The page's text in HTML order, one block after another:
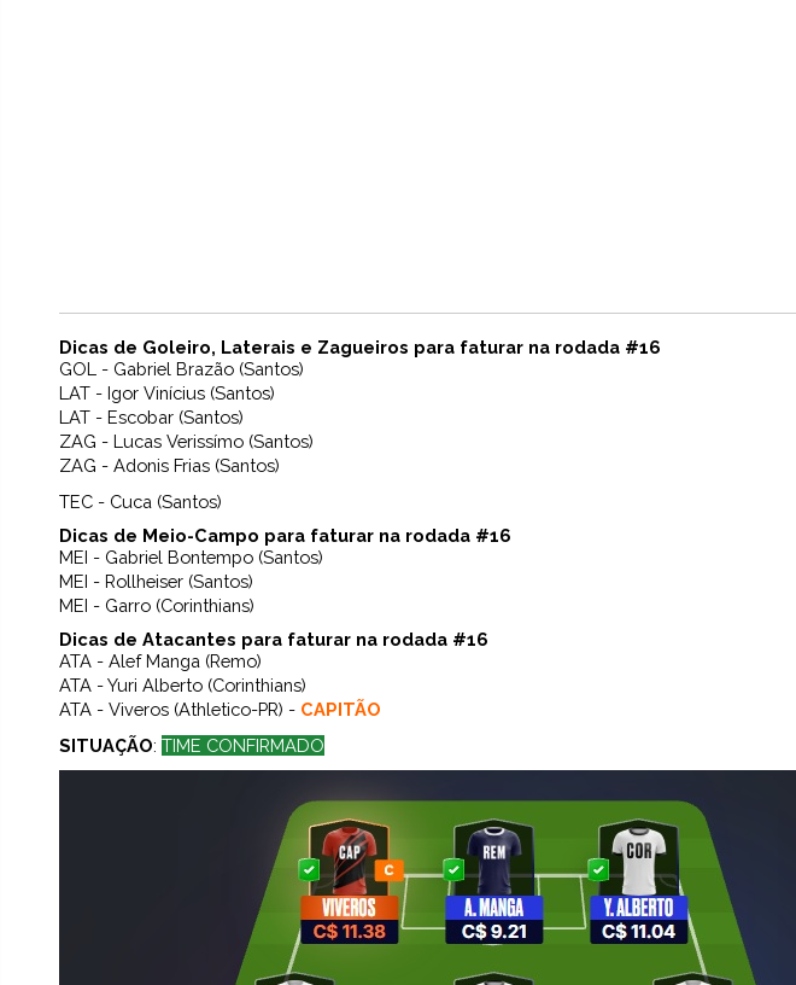
Dicas de Goleiro, Laterais e Zagueiros para faturar na rodada #16
GOL - Gabriel Brazão (Santos)
LAT - Igor Vinícius (Santos)
LAT - Escobar (Santos)
ZAG - Lucas Verissímo (Santos)
ZAG - Adonis Frias (Santos)
TEC - Cuca (Santos)
Dicas de Meio-Campo para faturar na rodada #16
MEI - Gabriel Bontempo (Santos)
MEI - Rollheiser (Santos)
MEI - Garro (Corinthians)
Dicas de Atacantes para faturar na rodada #16
ATA - Alef Manga (Remo)
ATA - Yuri Alberto (Corinthians)
ATA - Viveros (Athletico-PR) - CAPITÃO
SITUAÇÃO: TIME CONFIRMADO